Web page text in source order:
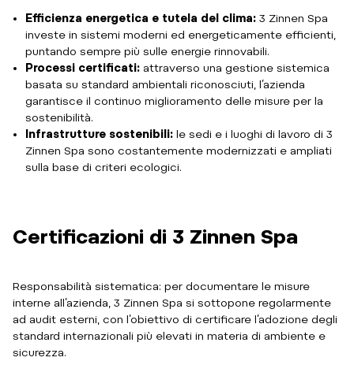
Efficienza energetica e tutela del clima: 3 Zinnen Spa
investe in sistemi moderni ed energeticamente efficienti,
puntando sempre più sulle energie rinnovabili.
Processi certificati: attraverso una gestione sistemica
basata su standard ambientali riconosciuti, l’azienda
garantisce il continuo miglioramento delle misure per la
sostenibilità.
Infrastrutture sostenibili: le sedi e i luoghi di lavoro di 3
Zinnen Spa sono costantemente modernizzati e ampliati
sulla base di criteri ecologici.
Certificazioni di 3 Zinnen Spa
Responsabilità sistematica: per documentare le misure
interne all’azienda, 3 Zinnen Spa si sottopone regolarmente
ad audit esterni, con l’obiettivo di certificare l’adozione degli
standard internazionali più elevati in materia di ambiente e
sicurezza.